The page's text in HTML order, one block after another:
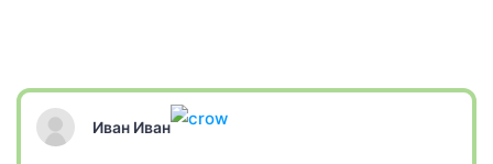
Иван Иван